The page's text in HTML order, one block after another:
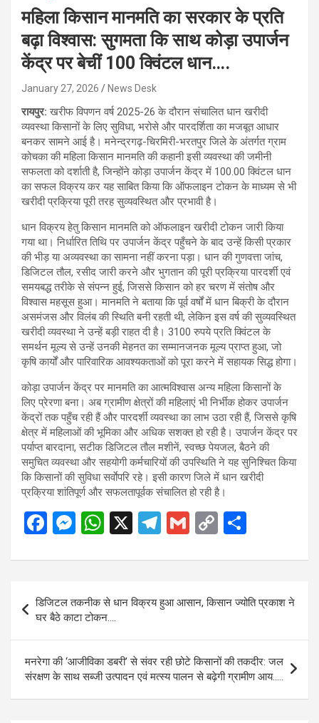
महिला किसान मानमति का सरकार के प्रति
बढ़ा विश्वास: सुगमता कि साथ कोड़ा उपार्जन
केंद्र पर बेचीं 100 क्विंटल धान….
January 27, 2026 News Desk
रायपुर: खरीफ विपणन वर्ष 2025-26 के दौरान संचालित धान खरीदी
व्यवस्था किसानों के लिए सुविधा, भरोसे और पारदर्शिता का मजबूत आधार
बनकर सामने आई है। मनेन्द्रगढ़-चिरमिरी-भरतपुर जिले के अंतर्गत ग्राम
कोचका की महिला किसान मानमति की कहानी इसी व्यवस्था की जमीनी
सफलता को दर्शाती है, जिन्होंने कोड़ा उपार्जन केंद्र में 100.00 क्विंटल धान
का सफल विक्रय कर यह साबित किया कि ऑफलाइन टोकन के माध्यम से भी
खरीदी प्रक्रिया पूरी तरह सुव्यवस्थित और प्रभावी है।
धान विक्रय हेतु किसान मानमति को ऑफलाइन खरीदी टोकन जारी किया
गया था। निर्धारित तिथि पर उपार्जन केंद्र पहुँचने के बाद उन्हें किसी प्रकार
की भीड़ या अव्यवस्था का सामना नहीं करना पड़ा। धान की गुणवत्ता जांच,
डिजिटल तौल, रसीद जारी करने और भुगतान की पूरी प्रक्रिया पारदर्शी एवं
समयबद्ध तरीके से संपन्न हुई, जिससे किसान को हर चरण में संतोष और
विश्वास महसूस हुआ। मानमति ने बताया कि पूर्व वर्षों में धान बिक्री के दौरान
असमंजस और विलंब की स्थिति बनी रहती थी, लेकिन इस वर्ष की सुव्यवस्थित
खरीदी व्यवस्था ने उन्हें बड़ी राहत दी है। 3100 रुपये प्रति क्विंटल के
समर्थन मूल्य से उन्हें उनकी मेहनत का सम्मानजनक मूल्य प्राप्त हुआ, जो
कृषि कार्यों और पारिवारिक आवश्यकताओं को पूरा करने में सहायक सिद्ध होगा।
कोड़ा उपार्जन केंद्र पर मानमति का आत्मविश्वास अन्य महिला किसानों के
लिए प्रेरणा बना। अब ग्रामीण क्षेत्रों की महिलाएं भी निर्भीक होकर उपार्जन
केंद्रों तक पहुँच रही हैं और पारदर्शी व्यवस्था का लाभ उठा रही हैं, जिससे कृषि
क्षेत्र में महिलाओं की भूमिका और अधिक सशक्त हो रही है। उपार्जन केंद्र पर
पर्याप्त बारदाना, सटीक डिजिटल तौल मशीनें, स्वच्छ पेयजल, बैठने की
समुचित व्यवस्था और सहयोगी कर्मचारियों की उपस्थिति ने यह सुनिश्चित किया
कि किसानों की सुविधा सर्वाेपरि रहे। इसी कारण जिले में धान खरीदी
प्रक्रिया शांतिपूर्ण और सफलतापूर्वक संचालित हो रही है।
F
ce
b
o
o
k
M
se
g
er
W
at
s
A
p
p
X
T
e
a
m
G
ail
C
py
n
k
ar
e
navigation
डिजिटल तकनीक से धान विक्रय हुआ आसान, किसान ज्योति प्रकाश ने
घर बैठे काटा टोकन….
मनरेगा की ‘आजीविका डबरी’ से संवर रही छोटे किसानों की तकदीर: जल
संरक्षण के साथ सब्जी उत्पादन एवं मत्स्य पालन से बढ़ेगी ग्रामीण आय…..